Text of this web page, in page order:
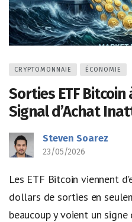
CRYPTOMONNAIE ÉCONOMIE
Sorties ETF Bitcoin
Signal d’Achat
Steven Soarez
23/05/2026
Les ETF Bitcoin viennent
dollars de sorties en
beaucoup y voient un